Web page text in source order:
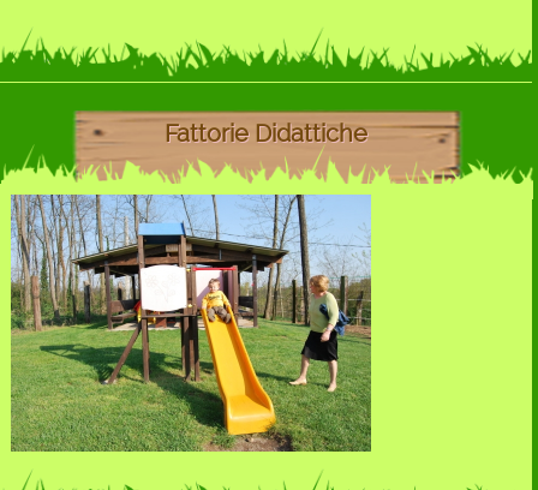
Fattorie Didattiche